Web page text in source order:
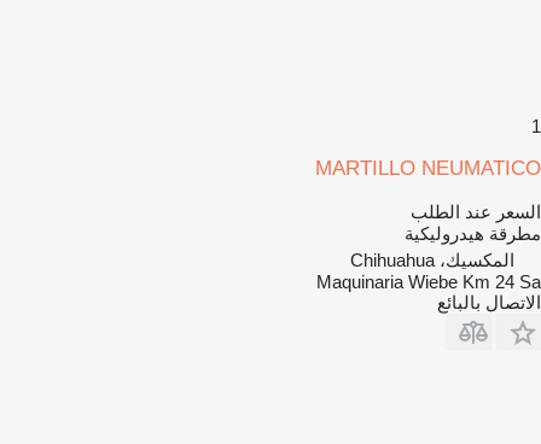
1
MARTILLO NEUMATICO
السعر عند الطلب
مطرقة هيدروليكية
المكسيك، Chihuahua
Maquinaria Wiebe Km 24 Sa
الاتصال بالبائع